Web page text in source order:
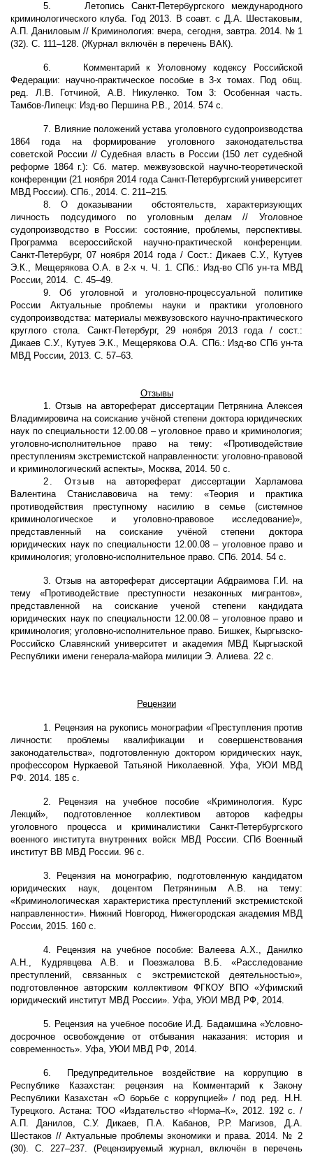
5.
Летопись Санкт-Петербургского международного
криминологического клуба. Год 2013. В соавт. с Д.А. Шестаковым,
А.П. Даниловым // Криминология: вчера, сегодня, завтра. 2014. № 1
(32). С. 111–128. (Журнал включён в перечень ВАК).
6.
Комментарий к Уголовному кодексу Российской
Федерации: научно-практическое пособие в 3-х томах. Под общ.
ред. Л.В. Готчиной, А.В. Никуленко. Том 3: Особенная часть.
Тамбов-Липецк: Изд-во Першина Р.В., 2014. 574 с.
7. Влияние положений устава уголовного судопроизводства
1864 года на формирование уголовного законодательства
советской России // Судебная власть в России (150 лет судебной
реформе 1864 г.): Сб. матер. межвузовской научно-теоретической
конференции (21 ноября 2014 годаСанкт-Петербургский университет
МВД России). СПб., 2014. С. 211–215.
8. О доказывании обстоятельств, характеризующих
личность подсудимого по уголовным делам // Уголовное
судопроизводство в России: состояние, проблемы, перспективы.
Программа всероссийской научно-практической конференции.
Санкт-Петербург, 07 ноября 2014 года / Сост.: Дикаев С.У., Кутуев
Э.К., Мещерякова О.А. в 2-х ч. Ч. 1. СПб.: Изд-во СПб ун-та МВД
России, 2014. С. 45–49.
9. Об уголовной и уголовно-процессуальной политике
России Актуальные проблемы науки и практики уголовного
судопроизводства: материалы межвузовского научно-практического
круглого стола. Санкт-Петербург, 29 ноября 2013 года / сост.:
Дикаев С.У., Кутуев Э.К., Мещерякова О.А. СПб.: Изд-во СПб ун-та
МВД России, 2013. С. 57–63.
Отзывы
1. Отзыв на автореферат диссертации Петрянина Алексея
Владимировича на соискание учёной степени доктора юридических
наук по специальности 12.00.08 – уголовное право и криминология;
уголовно-исполнительное право на тему: «Противодействие
преступлениям экстремистской направленности: уголовно-правовой
и криминологический аспекты», Москва, 2014. 50 с.
2. Отзыв на автореферат диссертации Харламова
Валентина Станиславовича на тему: «Теория и практика
противодействия преступному насилию в семье (системное
криминологическое и уголовно-правовое исследование)»,
представленный на соискание учёнойстепени доктора
юридических наук по специальности 12.00.08 – уголовное право и
криминология; уголовно-исполнительное право. СПб. 2014. 54 с.
3.Отзыв на автореферат диссертации Абдраимова Г.И. на
тему «Противодействие преступности незаконных мигрантов»,
представленной на соискание ученой степени кандидата
юридических наук по специальности 12.00.08 – уголовное право и
криминология; уголовно-исполнительное право. Бишкек, Кыргызско-
Российско Славянский университет и академия МВД Кыргызской
Республики имени генерала-майора милиции Э. Алиева. 22 с.
Рецензии
1. Рецензия на рукопись монографии «Преступления против
личности: проблемы квалификации и совершенствования
законодательства», подготовленную доктором юридических наук,
профессором Нуркаевой Татьяной Николаевной. Уфа, УЮИ МВД
РФ. 2014. 185 с.
2. Рецензия на учебное пособие «Криминология. Курс
Лекций», подготовленное коллективом авторов кафедры
уголовного процесса и криминалистики Санкт-Петербургского
военного института внутренних войск МВД России.СПб Военный
институт ВВ МВД России. 96 с.
3. Рецензия на монографию, подготовленную кандидатом
юридических наук, доцентом Петряниным А.В. на тему:
«Криминологическая характеристика преступлений экстремистской
направленности». Нижний Новгород, Нижегородская академия МВД
России, 2015. 160 с.
4. Рецензия на учебное пособие: Валеева А.Х., Данилко
А.Н., Кудрявцева А.В. и Поезжалова В.Б. «Расследование
преступлений, связанных с экстремистской деятельностью»,
подготовленное авторским коллективом ФГКОУ ВПО «Уфимский
юридический институт МВД России». Уфа, УЮИ МВД РФ, 2014.
5. Рецензия на учебное пособие И.Д. Бадамшина «Условно-
досрочное освобождение от отбывания наказания: история и
современность». Уфа, УЮИ МВД РФ, 2014.
6.
Предупредительное воздействие на коррупцию в
Республике Казахстан: рецензия на Комментарий к Закону
Республики Казахстан «О борьбе с коррупцией» / под ред. Н.Н.
Турецкого. Астана: ТОО «Издательство «Норма–К», 2012. 192 с. /
А.П. Данилов, С.У. Дикаев, П.А. Кабанов, Р.Р. Магизов, Д.А.
Шестаков // Актуальные проблемы экономики и права. 2014. № 2
(30). С. 227–237. (Рецензируемый журнал, включён в перечень